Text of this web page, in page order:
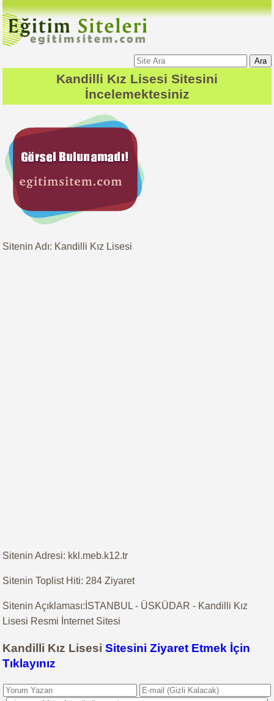
Ara
Kandilli Kız Lisesi Sitesini
İncelemektesiniz
Sitenin Adı: Kandilli Kız Lisesi
Sitenin Adresi: kkl.meb.k12.tr
Sitenin Toplist Hiti: 284 Ziyaret
Sitenin Açıklaması:İSTANBUL - ÜSKÜDAR - Kandilli Kız
Lisesi Resmi İnternet Sitesi
Kandilli Kız LisesiSitesini Ziyaret Etmek İçin
Tıklayınız